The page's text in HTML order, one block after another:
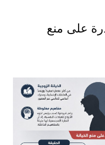
على منع